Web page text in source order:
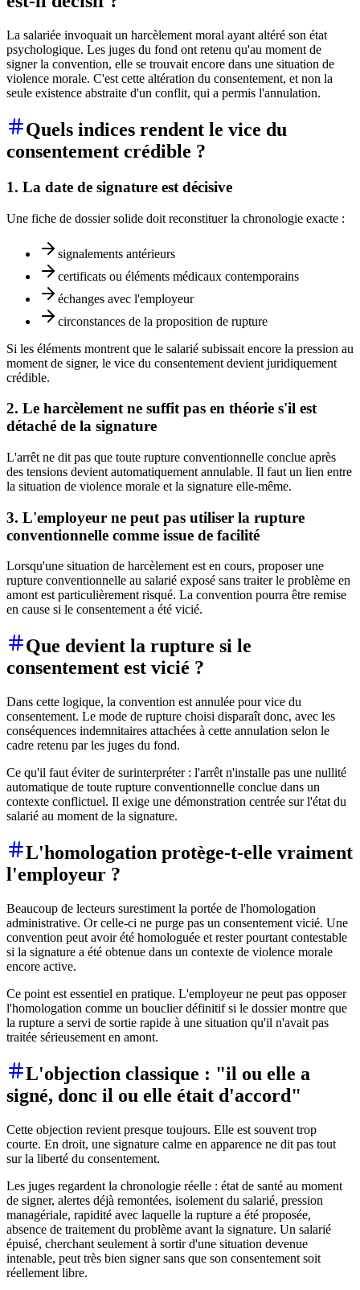
La salariée invoquait un harcèlement moral ayant altéré son état
psychologique. Les juges du fond ont retenu qu'au moment de
signer la convention, elle se trouvait encore dans une situation de
violence morale. C'est cette altération du consentement, et non la
seule existence abstraite d'un conflit, qui a permis l'annulation.
Quels indices rendent le vice du
consentement crédible ?
1. La date de signature est décisive
Une fiche de dossier solide doit reconstituer la chronologie exacte :
signalements antérieurs
certificats ou éléments médicaux contemporains
échanges avec l'employeur
circonstances de la proposition de rupture
Si les éléments montrent que le salarié subissait encore la pression au
moment de signer, le vice du consentement devient juridiquement
crédible.
2. Le harcèlement ne suffit pas en théorie s'il est
détaché de la signature
L'arrêt ne dit pas que toute rupture conventionnelle conclue après
des tensions devient automatiquement annulable. Il faut un lien entre
la situation de violence morale et la signature elle-même.
3. L'employeur ne peut pas utiliser la rupture
conventionnelle comme issue de facilité
Lorsqu'une situation de harcèlement est en cours, proposer une
rupture conventionnelle au salarié exposé sans traiter le problème en
amont est particulièrement risqué. La convention pourra être remise
en cause si le consentement a été vicié.
Que devient la rupture si le
consentement est vicié ?
Dans cette logique, la convention est annulée pour vice du
consentement. Le mode de rupture choisi disparaît donc, avec les
conséquences indemnitaires attachées à cette annulation selon le
cadre retenu par les juges du fond.
Ce qu'il faut éviter de surinterpréter : l'arrêt n'installe pas une nullité
automatique de toute rupture conventionnelle conclue dans un
contexte conflictuel. Il exige une démonstration centrée sur l'état du
salarié au moment de la signature.
L'homologation protège-t-elle vraiment
l'employeur ?
Beaucoup de lecteurs surestiment la portée de l'homologation
administrative. Or celle-ci ne purge pas un consentement vicié. Une
convention peut avoir été homologuée et rester pourtant contestable
si la signature a été obtenue dans un contexte de violence morale
encore active.
Ce point est essentiel en pratique. L'employeur ne peut pas opposer
l'homologation comme un bouclier définitif si le dossier montre que
la rupture a servi de sortie rapide à une situation qu'il n'avait pas
traitée sérieusement en amont.
L'objection classique : "il ou elle a
signé, donc il ou elle était d'accord"
Cette objection revient presque toujours. Elle est souvent trop
courte. En droit, une signature calme en apparence ne dit pas tout
sur la liberté du consentement.
Les juges regardent la chronologie réelle : état de santé au moment
de signer, alertes déjà remontées, isolement du salarié, pression
managériale, rapidité avec laquelle la rupture a été proposée,
absence de traitement du problème avant la signature. Un salarié
épuisé, cherchant seulement à sortir d'une situation devenue
intenable, peut très bien signer sans que son consentement soit
réellement libre.